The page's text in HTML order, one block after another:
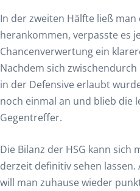
In der zweiten Hälfte ließ
herankommen, verpasste es
Chancenverwertung ein
Nachdem sich
in der Defensive erlaubt
noch einmal an und blieb die
Gegentreffer.
Die Bilanz der HSG kann sich
derzeit definitiv sehen
will man zuhause wieder